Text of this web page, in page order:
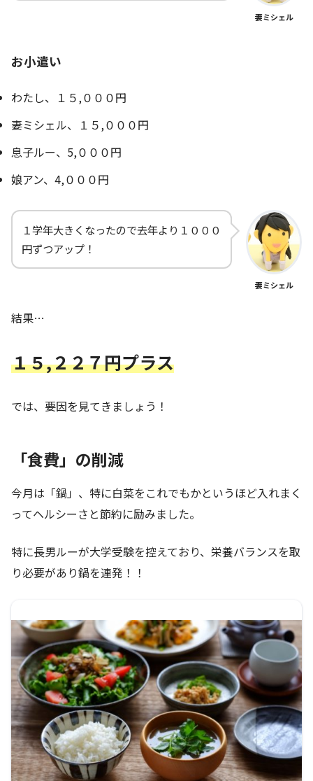
妻ミシェル
お小遣い
わたし、１５,０００円
妻ミシェル、１５,０００円
息子ルー、5,０００円
娘アン、4,０００円
１学年大きくなったので去年より１０００
円ずつアップ！
妻ミシェル
結果…
１５,２２７円プラス
では、要因を見てきましょう！
「食費」の削減
今月は「鍋」、特に白菜をこれでもかというほど入れまく
ってヘルシーさと節約に励みました。
特に長男ルーが大学受験を控えており、栄養バランスを取
り必要があり鍋を連発！！